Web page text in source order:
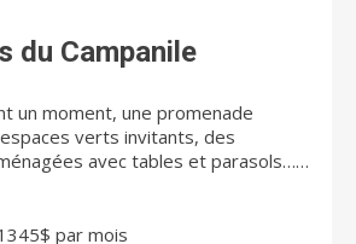
du Campanile
un moment, une promenade
verts invitants, des
avec tables et parasols…
nous vous proposons aux Jardins du
pour retraités d'envergure
conçu pour répondre aux
par mois